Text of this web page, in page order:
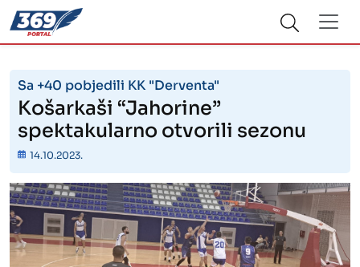
Sa +40 pobjedili KK "Derventa"
Košarkaši “Jahorine”
spektakularno otvorili sezonu
14.10.2023.